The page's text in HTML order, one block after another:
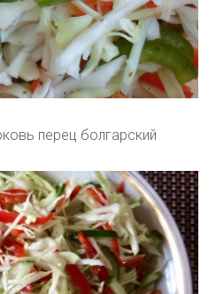
перец болгарский